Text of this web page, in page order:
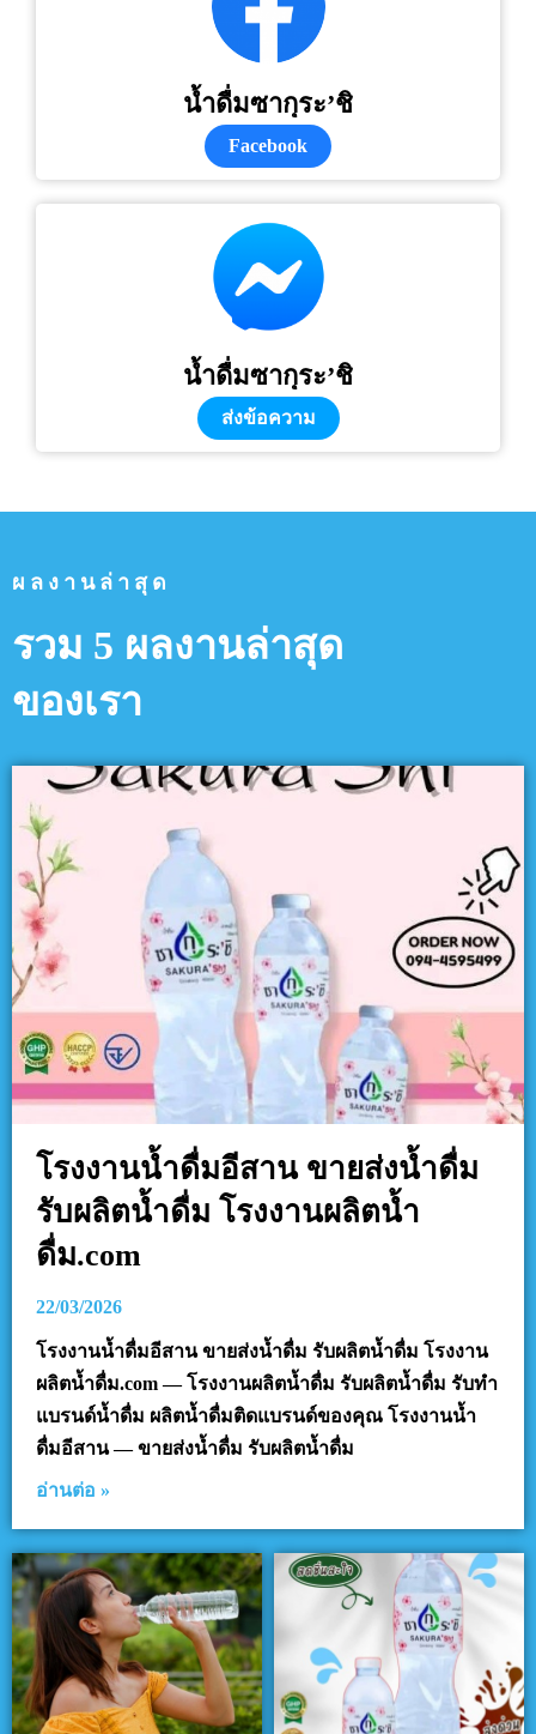
น้ำดื่มซากุระ’ชิ
Facebook
น้ำดื่มซากุระ’ชิ
ส่งข้อความ
ผลงานล่าสุด
รวม 5 ผลงานล่าสุด
ของเรา
โรงงานน้ำดื่มอีสาน ขายส่งน้ำดื่ม
รับผลิตน้ำดื่ม โรงงานผลิตน้ำ
ดื่ม.com
22/03/2026
โรงงานน้ำดื่มอีสาน ขายส่งน้ำดื่ม รับผลิตน้ำดื่ม โรงงาน
ผลิตน้ำดื่ม.com — โรงงานผลิตน้ำดื่ม รับผลิตน้ำดื่ม รับทำ
แบรนด์น้ำดื่ม ผลิตน้ำดื่มติดแบรนด์ของคุณ โรงงานน้ำ
ดื่มอีสาน — ขายส่งน้ำดื่ม รับผลิตน้ำดื่ม
อ่านต่อ »